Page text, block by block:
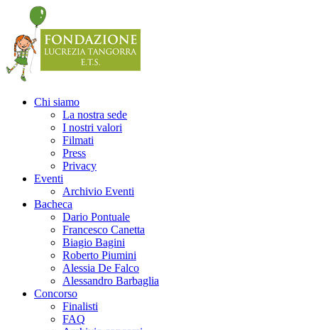
Chi siamo
La nostra sede
I nostri valori
Filmati
Press
Privacy
Eventi
Archivio Eventi
Bacheca
Dario Pontuale
Francesco Canetta
Biagio Bagini
Roberto Piumini
Alessia De Falco
Alessandro Barbaglia
Concorso
Finalisti
FAQ
Precedente
Precedente
successivo
successivo